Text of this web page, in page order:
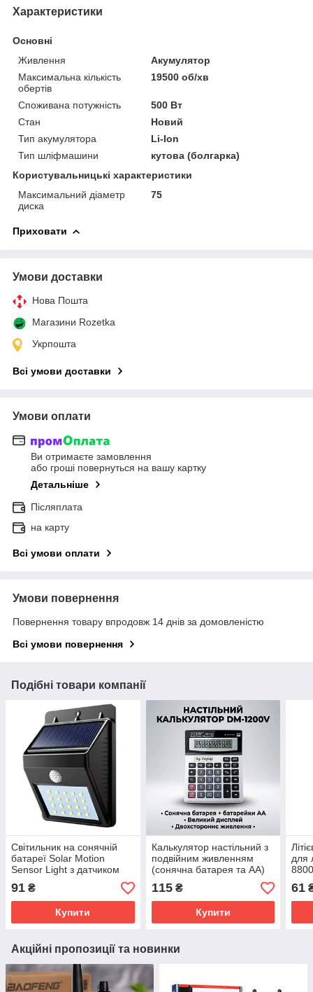
Характеристики
Основні
Живлення
Акумулятор
Максимальна кількість
обертів
19500 об/хв
Споживана потужність
500 Вт
Стан
Новий
Тип акумулятора
Li-Ion
Тип шліфмашини
кутова (болгарка)
Користувальницькі характеристики
Максимальний діаметр
диска
75
Приховати
Умови доставки
Нова Пошта
Магазини Rozetka
Укрпошта
Всі умови доставки
Умови оплати
Ви отримаєте замовлення
або гроші повернуться на вашу картку
Детальніше
Післяплата
на карту
Всі умови оплати
Умови повернення
Повернення товару впродовж 14 днів за домовленістю
Всі умови повернення
Подібні товари компанії
Світильник на сонячній
батареї Solar Motion
Sensor Light з датчиком
91 ₴
Купити
Калькулятор настільний з
подвійним живленням
(сонячна батарея та AA)
115₴
Купити
для
61
Акційні пропозиції та новинки